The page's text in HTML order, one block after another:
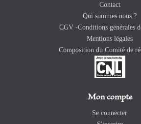
Contact
Qui sommes nous ?
CGV -Conditions générales
Mentions légales
Composition du Comité de
Mon compte
Se connecter